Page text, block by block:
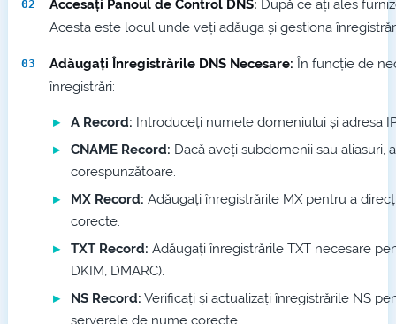
Accesați Panoul de Control DNS: După ce ați ales
Acesta este locul unde veți adăuga și gestiona
Adăugați Înregistrările DNS Necesare: În funcție de
înregistrări:
A Record: Introduceți numele domeniului și adresa
CNAME Record: Dacă aveți subdomenii sau aliasuri,
corespunzătoare.
MX Record: Adăugați înregistrările MX pentru a
corecte.
TXT Record: Adăugați înregistrările TXT necesare
DKIM, DMARC).
NS Record: Verificați și actualizați înregistrările NS
serverele de nume corecte.